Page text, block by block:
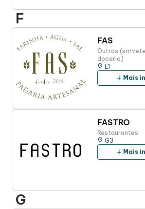
F
FAS
Outros
doceria)
place L1
add Mais
FASTRO
Restaurantes
place G3
add Mais
G